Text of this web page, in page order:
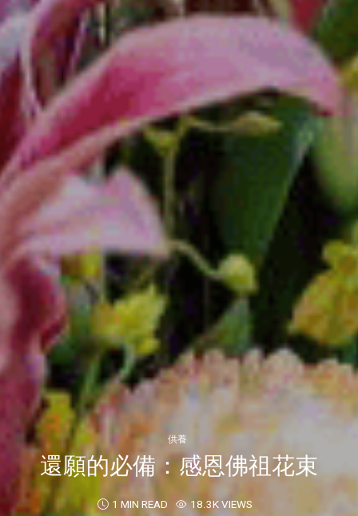
供養
還願的必備：感恩佛祖花束
1 MIN READ 18.3K VIEWS